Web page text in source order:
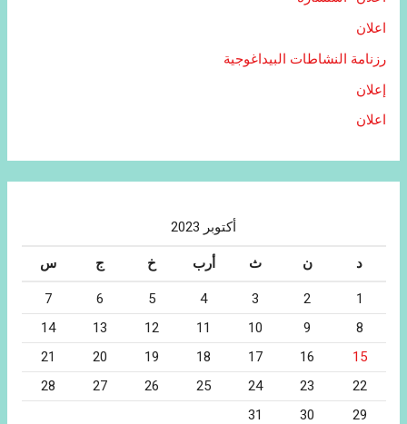
اعلان
رزنامة النشاطات البيداغوجية
إعلان
اعلان
أكتوبر 2023
د ن ث أرب خ ج س
1
2
3
4
5
6
7
8
9
10
11
12
13
14
15
16
17
18
19
20
21
22
23
24
25
26
27
28
29
30
31